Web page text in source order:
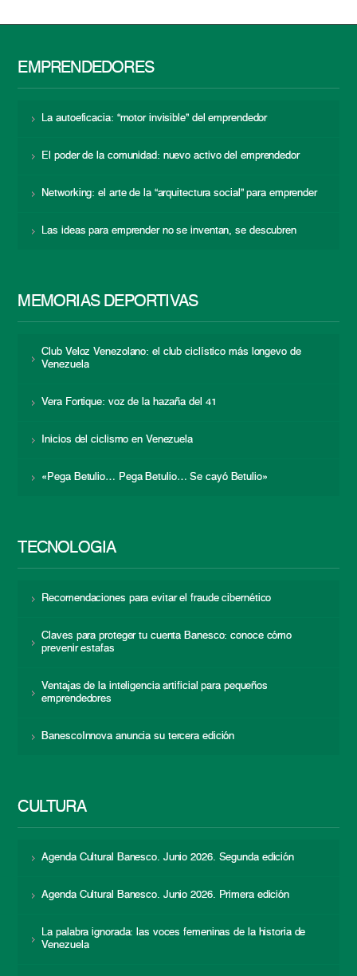
EMPRENDEDORES
La autoeficacia: “motor invisible” del emprendedor
El poder de la comunidad: nuevo activo del emprendedor
Networking: el arte de la “arquitectura social” para emprender
Las ideas para emprender no se inventan, se descubren
MEMORIAS DEPORTIVAS
Club Veloz Venezolano: el club ciclístico más longevo de
Venezuela
Vera Fortique: voz de la hazaña del 41
Inicios del ciclismo en Venezuela
«Pega Betulio… Pega Betulio… Se cayó Betulio»
TECNOLOGÍA
Recomendaciones para evitar el fraude cibernético
Claves para proteger tu cuenta Banesco: conoce cómo
prevenir estafas
Ventajas de la inteligencia artificial para pequeños
emprendedores
BanescoInnova anuncia su tercera edición
CULTURA
Agenda Cultural Banesco. Junio 2026. Segunda edición
Agenda Cultural Banesco. Junio 2026. Primera edición
La palabra ignorada: las voces femeninas de la historia de
Venezuela